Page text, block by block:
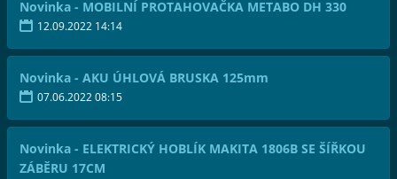
Novinka - MOBILNÍ PROTAHOVAČKA METABO DH 330
12.09.2022 14:14
Novinka - AKU ÚHLOVÁ BRUSKA 125mm
07.06.2022 08:15
Novinka - ELEKTRICKÝ HOBLÍK MAKITA 1806B SE ŠÍŘKOU
ZÁBĚRU 17CM